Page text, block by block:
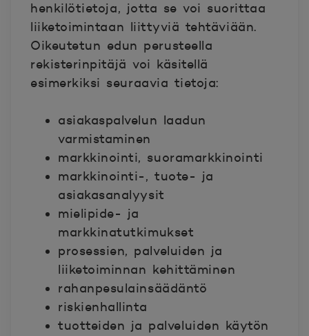
henkilötietoja, jotta se voi suorittaa
liiketoimintaan liittyviä tehtäviään.
Oikeutetun edun perusteella
rekisterinpitäjä voi käsitellä
esimerkiksi seuraavia tietoja:
asiakaspalvelun laadun
varmistaminen
markkinointi, suoramarkkinointi
markkinointi-, tuote- ja
asiakasanalyysit
mielipide- ja
markkinatutkimukset
prosessien, palveluiden ja
liiketoiminnan kehittäminen
rahanpesulainsäädäntö
riskienhallinta
tuotteiden ja palveluiden käytön